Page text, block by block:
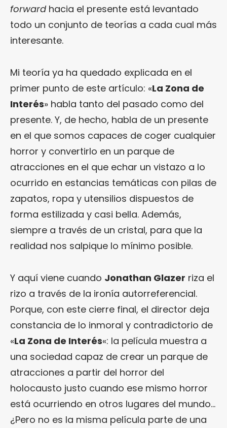
forwardhacia el presente está levantado
todo un conjunto de teorías a cada cual más
interesante.
Mi teoría ya ha quedado explicada en el
primer punto de este artículo: «La Zona de
Interés» habla tanto del pasado como del
presente. Y, de hecho, habla de un presente
en el que somos capaces de coger cualquier
horror y convertirlo en un parque de
atracciones en el que echar un vistazo a lo
ocurrido en estancias temáticas con pilas de
zapatos, ropa y utensilios dispuestos de
forma estilizada y casi bella. Además,
siempre a través de un cristal, para que la
realidad nos salpique lo mínimo posible.
Y aquí viene cuando Jonathan Glazer riza el
rizo a través de la ironía autorreferencial.
Porque, con este cierre final, el director deja
constancia de lo inmoral y contradictorio de
«La Zona de Interés«: la película muestra a
una sociedad capaz de crear un parque de
atracciones a partir del horror del
holocausto justo cuando ese mismo horror
está ocurriendo en otros lugares del mundo…
¿Pero no es la misma película parte de una